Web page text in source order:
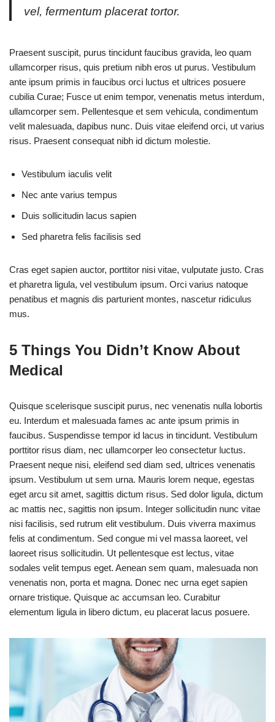
vel, fermentum placerat tortor.
Praesent suscipit, purus tincidunt faucibus gravida, leo quam
ullamcorper risus, quis pretium nibh eros ut purus. Vestibulum
ante ipsum primis in faucibus orci luctus et ultrices posuere
cubilia Curae; Fusce ut enim tempor, venenatis metus interdum,
ullamcorper sem. Pellentesque et sem vehicula, condimentum
velit malesuada, dapibus nunc. Duis vitae eleifend orci, ut varius
risus. Praesent consequat nibh id dictum molestie.
Vestibulum iaculis velit
Nec ante varius tempus
Duis sollicitudin lacus sapien
Sed pharetra felis facilisis sed
Cras eget sapien auctor, porttitor nisi vitae, vulputate justo. Cras
et pharetra ligula, vel vestibulum ipsum. Orci varius natoque
penatibus et magnis dis parturient montes, nascetur ridiculus
mus.
5 Things You Didn’t Know About
Medical
Quisque scelerisque suscipit purus, nec venenatis nulla lobortis
eu. Interdum et malesuada fames ac ante ipsum primis in
faucibus. Suspendisse tempor id lacus in tincidunt. Vestibulum
porttitor risus diam, nec ullamcorper leo consectetur luctus.
Praesent neque nisi, eleifend sed diam sed, ultrices venenatis
ipsum. Vestibulum ut sem urna. Mauris lorem neque, egestas
eget arcu sit amet, sagittis dictum risus. Sed dolor ligula, dictum
ac mattis nec, sagittis non ipsum. Integer sollicitudin nunc vitae
nisi facilisis, sed rutrum elit vestibulum. Duis viverra maximus
felis at condimentum. Sed congue mi vel massa laoreet, vel
laoreet risus sollicitudin. Ut pellentesque est lectus, vitae
sodales velit tempus eget. Aenean sem quam, malesuada non
venenatis non, porta et magna. Donec nec urna eget sapien
ornare tristique. Quisque ac accumsan leo. Curabitur
elementum ligula in libero dictum, eu placerat lacus posuere.